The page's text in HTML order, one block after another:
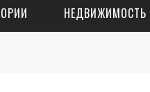
НЕДВИЖИМОСТЬ